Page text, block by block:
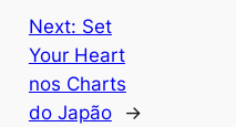
Next: Set
Your Heart
nos Charts
do Japão
→